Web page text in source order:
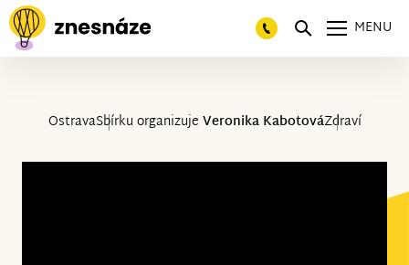
MENU
OstravaSbírku organizuje Veronika KabotováZdraví